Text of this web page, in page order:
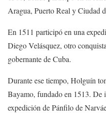
Aragua, Puerto Real y Ciudad
En 1511 participó en una
Diego Velásquez, otro
gobernante de Cuba.
Durante ese tiempo, Holguín
Bayamo, fundado en 1513. De
expedición de Pánfilo de